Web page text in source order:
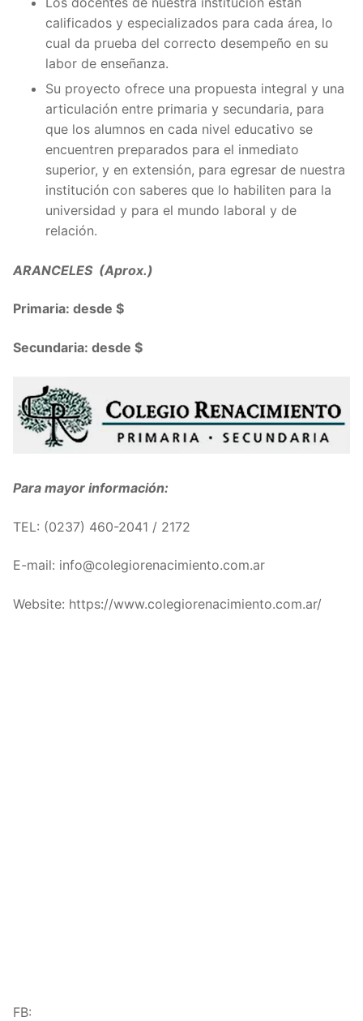
calificados y especializados para cada área, lo
cual da prueba del correcto desempeño en su
labor de enseñanza.
Su proyecto ofrece una propuesta integral y una
articulación entre primaria y secundaria, para
que los alumnos en cada nivel educativo se
encuentren preparados para el inmediato
superior, y en extensión, para egresar de nuestra
institución con saberes que lo habiliten para la
universidad y para el mundo laboral y de
relación.
ARANCELES (Aprox.)
Primaria: desde $
Secundaria: desde $
Para mayor información:
TEL: (0237) 460-2041 / 2172
E-mail: info@colegiorenacimiento.com.ar
Website: https://www.colegiorenacimiento.com.ar/
FB: